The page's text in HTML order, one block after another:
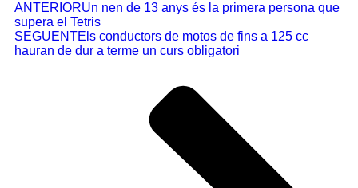
ANTERIORUn nen de 13 anys és la primera persona que
supera el Tetris
SEGUENTEls conductors de motos de fins a 125 cc
hauran de dur a terme un curs obligatori